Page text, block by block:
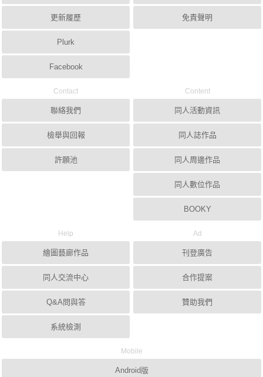
更新履歷
Plurk
Facebook
免責聲明
Contact
聯絡我們
檢舉與回報
許願池
Content
同人活動資訊
同人誌作品
同人周邊作品
同人數位作品
BOOKY
Help
繪圖藝廊作品
同人交流中心
Q&A問與答
系統檢測
Ad
刊登廣告
合作提案
贊助我們
Mobile
Android版